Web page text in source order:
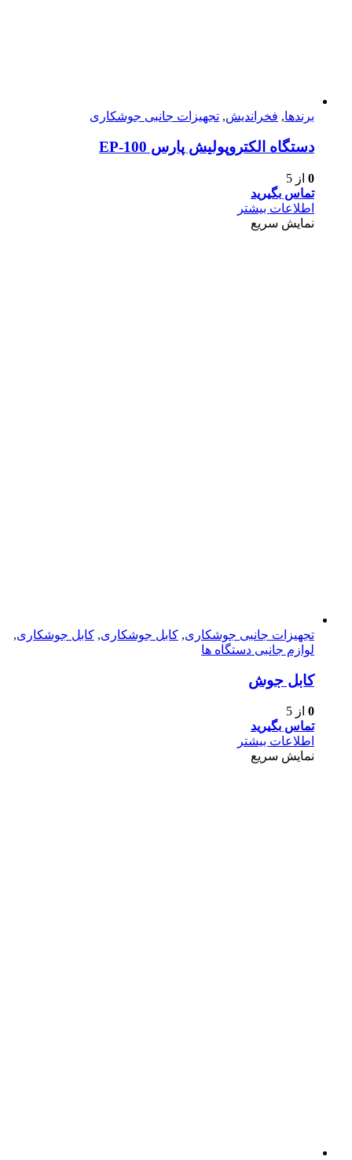
برندها, فخراندیش, تجهیزات جانبی جوشکاری
دستگاه الکتروپولیش پارس EP-100
0 از 5
تماس بگیرید
اطلاعات بیشتر
نمایش سریع
تجهیزات جانبی جوشکاری, کابل جوشکاری, کابل جوشکاری,
لوازم جانبی دستگاه ها
کابل جوش
0 از 5
تماس بگیرید
اطلاعات بیشتر
نمایش سریع